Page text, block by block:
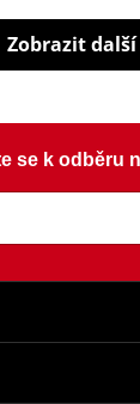
Zobrazit další
se k odběru